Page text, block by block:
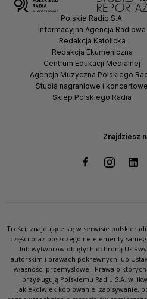
Znajdziesz
Polskie Radio S.A.
Informacyjna Agencja Radiowa
Redakcja Katolicka
Redakcja Ekumeniczna
Centrum Edukacji Medialnej
Agencja Muzyczna Polskiego
Studia nagraniowe i koncertowe
Sklep Polskiego Radia
Treści, znajdujące się w serwisie
części oraz poszczególne elementy
lub wytworów objętych ochroną
autorskim i prawach pokrewnych lub
własności przemysłowej. Prawa o
przysługują Polskiemu Radiu S.A. w
Jakiekolwiek kopiowanie, zapisywanie,